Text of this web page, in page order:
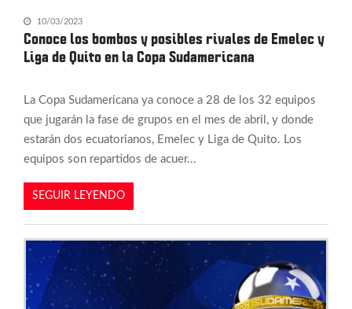
10/03/2023
Conoce los bombos y posibles rivales de Emelec y
Liga de Quito en la Copa Sudamericana
La Copa Sudamericana ya conoce a 28 de los 32 equipos
que jugarán la fase de grupos en el mes de abril, y donde
estarán dos ecuatorianos, Emelec y Liga de Quito. Los
equipos son repartidos de acuer...
SEGUIR LEYENDO